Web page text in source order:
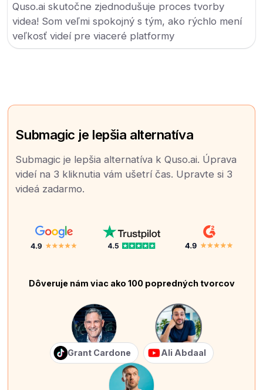
Quso.ai skutočne zjednodušuje proces tvorby
videa! Som veľmi spokojný s tým, ako rýchlo mení
veľkosť videí pre viaceré platformy
Submagic je lepšia alternatíva
Submagic je lepšia alternatíva k Quso.ai. Úprava
videí na 3 kliknutia vám ušetrí čas. Upravte si 3
videá zadarmo.
Dôveruje nám viac ako 100 popredných tvorcov
Grant Cardone Ali Abdaal